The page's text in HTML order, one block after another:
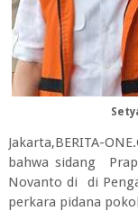
Jakarta,BERITA-
bahwa sidang
Novanto di di
perkara pidana